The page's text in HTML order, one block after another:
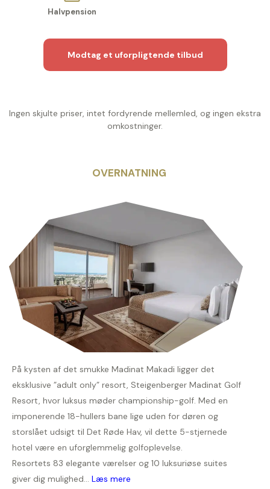
Halvpension
Modtag et uforpligtende tilbud
Ingen skjulte priser, intet fordyrende mellemled, og ingen ekstra
omkostninger.
OVERNATNING
På kysten af det smukke Madinat Makadi ligger det
eksklusive ”adult only” resort, Steigenberger Madinat Golf
Resort, hvor luksus møder championship-golf. Med en
imponerende 18-hullers bane lige uden for døren og
storslået udsigt til Det Røde Hav, vil dette 5-stjernede
hotel være en uforglemmelig golfoplevelse.
Resortets 83 elegante værelser og 10 luksuriøse suites
giver dig mulighed... Læs mere